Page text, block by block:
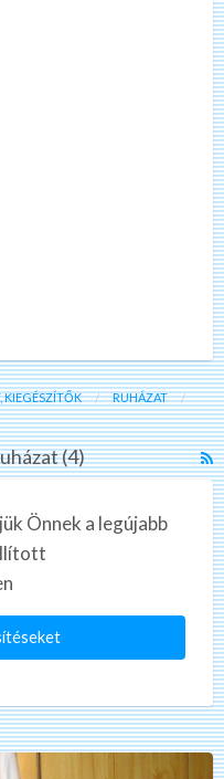
KIEGÉSZÍTŐK
RUHÁZAT
(4)
Önnek a legújabb